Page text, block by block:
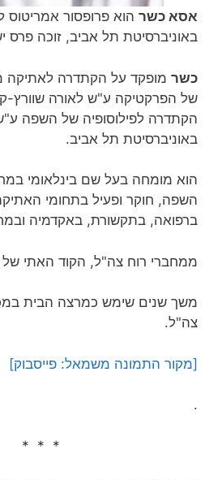
אסא כשר הוא פרופסור אמריטוס
באוניברסיטת תל אביב, זוכה פרס
כשר מופקד על הקתדרה לאתיקה
של הפרקטיקה ע"ש לאורה שוורץ-
הקתדרה לפילוסופיה של השפה
באוניברסיטת תל אביב.
הוא מומחה בעל שם בינלאומי
השפה, חוקר ופעיל בתחומי
ברפואה, בתקשורת, באקדמיה
ממחברי רוח צה"ל, הקוד האתי
משך שנים שימש כמרצה הבית
צה"ל.
[מקור התמונה משמאל: פייסבוק]
.
* * *